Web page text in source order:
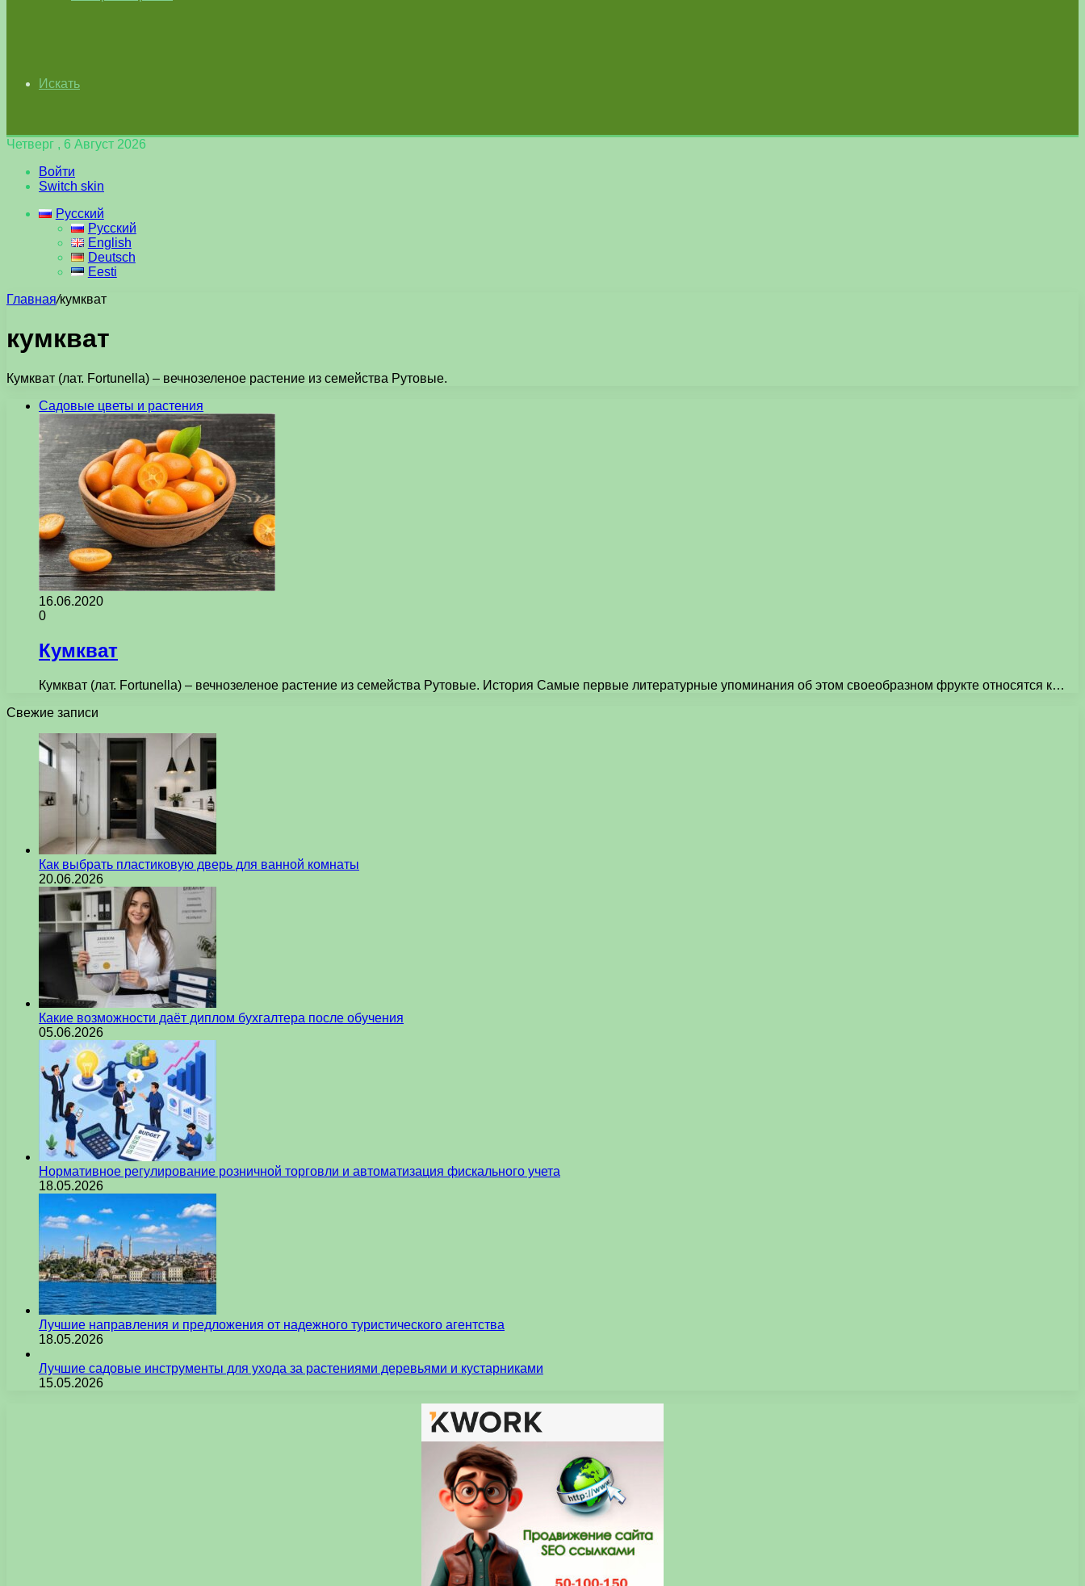
Искать
Четверг , 6 Август 2026
Войти
Switch skin
Русский
Русский
English
Deutsch
Eesti
Главная/кумкват
кумкват
Кумкват (лат. Fortunella) – вечнозеленое растение из семейства Рутовые.
Садовые цветы и растения
16.06.2020
0
Кумкват
Кумкват (лат. Fortunella) – вечнозеленое растение из семейства Рутовые. История Самые первые литературные упоминания об этом своеобразном фрукте относятся к…
Свежие записи
Как выбрать пластиковую дверь для ванной комнаты
20.06.2026
Какие возможности даёт диплом бухгалтера после обучения
05.06.2026
Нормативное регулирование розничной торговли и автоматизация фискального учета
18.05.2026
Лучшие направления и предложения от надежного туристического агентства
18.05.2026
Лучшие садовые инструменты для ухода за растениями деревьями и кустарниками
15.05.2026